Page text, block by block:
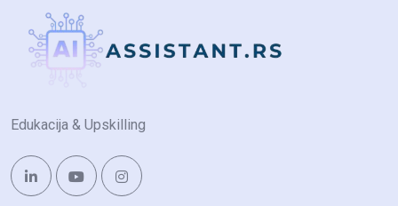
Edukacija & Upskilling